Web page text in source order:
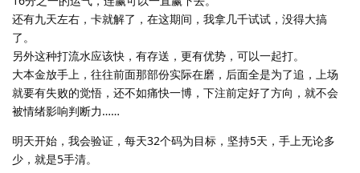
还有九天左右，卡就解了，在这期间，我拿几千试试，没得大搞
了。
另外这种打流水应该快，有存送，更有优势，可以一起打。
大本金放手上，往往前面那部份实际在磨，后面全是为了追，上场
就要有失败的觉悟，还不如痛快一博，下注前定好了方向，就不会
被情绪影响判断力……
明天开始，我会验证，每天32个码为目标，坚持5天，手上无论多
少，就是5手清。